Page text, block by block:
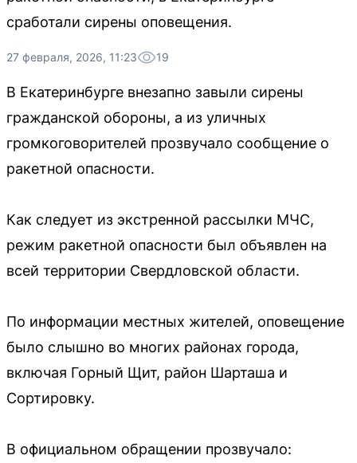
сработали сирены оповещения.
27 февраля, 2026, 11:23 19
В Екатеринбурге внезапно завыли сирены
гражданской обороны, а из уличных
громкоговорителей прозвучало сообщение о
ракетной опасности.
Как следует из экстренной рассылки МЧС,
режим ракетной опасности был объявлен на
всей территории Свердловской области.
По информации местных жителей, оповещение
было слышно во многих районах города,
включая Горный Щит, район Шарташа и
Сортировку.
В официальном обращении прозвучало: